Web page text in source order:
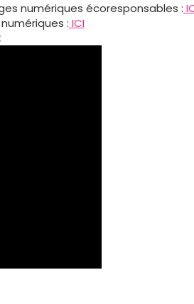
numériques écoresponsables :
: ICI